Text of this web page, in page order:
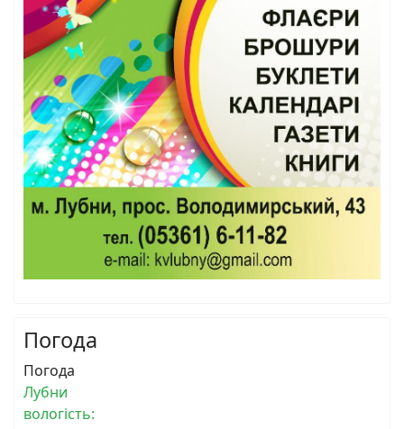
Погода
Погода
Лубни
вологість: